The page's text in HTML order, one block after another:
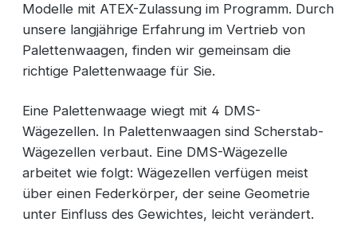
Modelle mit ATEX-Zulassung im Programm. Durch
unsere langjährige Erfahrung im Vertrieb von
Palettenwaagen, finden wir gemeinsam die
richtige Palettenwaage für Sie.
Eine Palettenwaage wiegt mit 4 DMS-
Wägezellen. In Palettenwaagen sind Scherstab-
Wägezellen verbaut. Eine DMS-Wägezelle
arbeitet wie folgt: Wägezellen verfügen meist
über einen Federkörper, der seine Geometrie
unter Einfluss des Gewichtes, leicht verändert.